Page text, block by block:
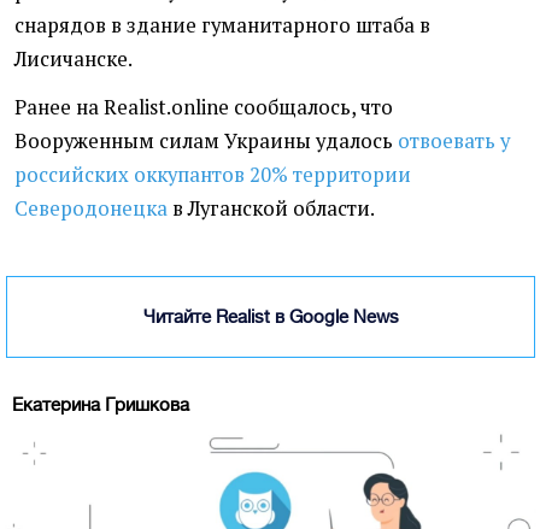
снарядов в здание гуманитарного штаба в
Лисичанске.
Ранее на Realist.online сообщалось, что
Вооруженным силам Украины удалось отвоевать у
российских оккупантов 20% территории
Северодонецка в Луганской области.
Читайте Realist в Google News
Екатерина Гришкова